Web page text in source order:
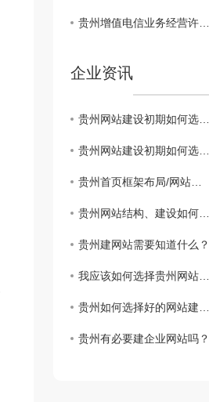
贵州增值电信业务经营许可证怎么办理
企业资讯
贵州网站建设初期如何选择域名
贵州网站建设初期如何选择域名
贵州首页框架布局/网站建设思路
贵州网站结构、建设如何实现网站设计
贵州建网站需要知道什么？
我应该如何选择贵州网站虚拟主机？
贵州如何选择好的网站建设公司？
贵州有必要建企业网站吗？